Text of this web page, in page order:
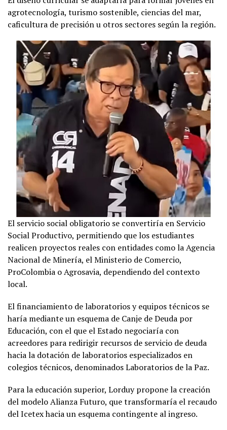
agrotecnología, turismo sostenible, ciencias del mar,
caficultura de precisión u otros sectores según la región.
El servicio social obligatorio se convertiría en Servicio
Social Productivo, permitiendo que los estudiantes
realicen proyectos reales con entidades como la Agencia
Nacional de Minería, el Ministerio de Comercio,
ProColombia o Agrosavia, dependiendo del contexto
local.
El financiamiento de laboratorios y equipos técnicos se
haría mediante un esquema de Canje de Deuda por
Educación, con el que el Estado negociaría con
acreedores para redirigir recursos de servicio de deuda
hacia la dotación de laboratorios especializados en
colegios técnicos, denominados Laboratorios de la Paz.
Para la educación superior, Lorduy propone la creación
del modelo Alianza Futuro, que transformaría el recaudo
del Icetex hacia un esquema contingente al ingreso.